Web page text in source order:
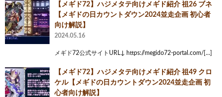
【メギド72】ハジメタテ向けメギド紹介 祖26 ブネ
【メギドの日カウントダウン2024並走企画 初心者
向け解説】
2024.05.16
メギド72公式サイトURL↓ https://megido72-portal.com/[…]
【メギド72】ハジメタテ向けメギド紹介 祖49 クロ
ケル【メギドの日カウントダウン2024並走企画 初
心者向け解説】